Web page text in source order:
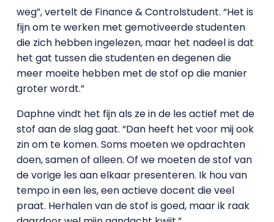
weg”, vertelt de Finance & Controlstudent. “Het is
fijn om te werken met gemotiveerde studenten
die zich hebben ingelezen, maar het nadeel is dat
het gat tussen die studenten en degenen die
meer moeite hebben met de stof op die manier
groter wordt.”
Daphne vindt het fijn als ze in de les actief met de
stof aan de slag gaat. “Dan heeft het voor mij ook
zin om te komen. Soms moeten we opdrachten
doen, samen of alleen. Of we moeten de stof van
de vorige les aan elkaar presenteren. Ik hou van
tempo in een les, een actieve docent die veel
praat. Herhalen van de stof is goed, maar ik raak